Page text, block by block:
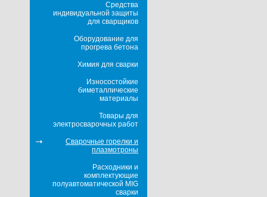
Средства
индивидуальной защиты
для сварщиков
Оборудование для
прогрева бетона
Химия для сварки
Износостойкие
биметаллические
материалы
Товары для
электросварочных работ
Сварочные горелки и
плазмотроны
Расходники и
комплектующие
полуавтоматической MIG
сварки